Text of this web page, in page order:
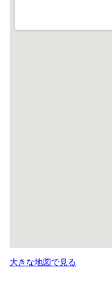
大きな地図で見る